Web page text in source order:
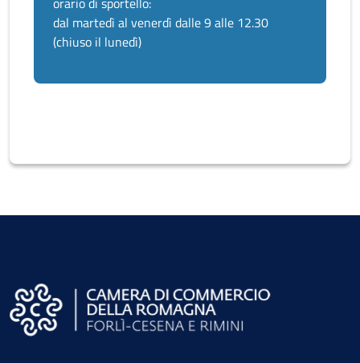
dal martedì al venerdì dalle 9 alle 12.30
(chiuso il lunedì)